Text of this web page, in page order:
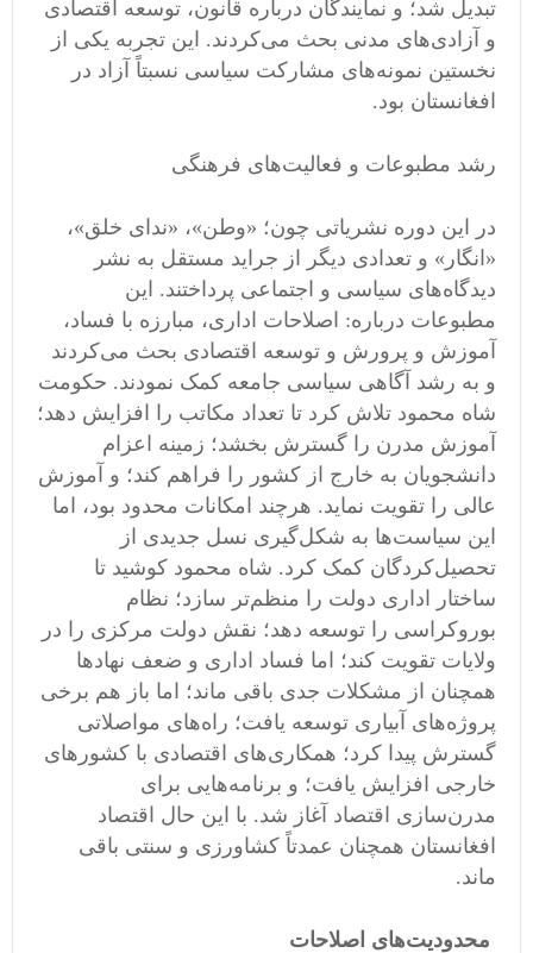
تبدیل شد؛ و نمایندگان درباره قانون، توسعه اقتصادی
و آزادی‌های مدنی بحث می‌کردند. این تجربه یکی از
نخستین نمونه‌های مشارکت سیاسی نسبتاً آزاد در
افغانستان بود.
رشد مطبوعات و فعالیت‌های فرهنگی
در این دوره نشریاتی چون؛ «وطن»، «ندای خلق»،
«انگار» و تعدادی دیگر از جراید مستقل به نشر
دیدگاه‌های سیاسی و اجتماعی پرداختند. این
مطبوعات درباره: اصلاحات اداری، مبارزه با فساد،
آموزش و پرورش و توسعه اقتصادی بحث می‌کردند
و به رشد آگاهی سیاسی جامعه کمک نمودند. حکومت
شاه محمود تلاش کرد تا تعداد مکاتب را افزایش دهد؛
آموزش مدرن را گسترش بخشد؛ زمینه اعزام
دانشجویان به خارج از کشور را فراهم کند؛ و آموزش
عالی را تقویت نماید. هرچند امکانات محدود بود، اما
این سیاست‌ها به شکل‌گیری نسل جدیدی از
تحصیل‌کردگان کمک کرد. شاه محمود کوشید تا
ساختار اداری دولت را منظم‌تر سازد؛ نظام
بوروکراسی را توسعه دهد؛ نقش دولت مرکزی را در
ولایات تقویت کند؛ اما فساد اداری و ضعف نهادها
همچنان از مشکلات جدی باقی ماند؛ اما باز هم برخی
پروژه‌های آبیاری توسعه یافت؛ راه‌های مواصلاتی
گسترش پیدا کرد؛ همکاری‌های اقتصادی با کشورهای
خارجی افزایش یافت؛ و برنامه‌هایی برای
مدرن‌سازی اقتصاد آغاز شد. با این حال اقتصاد
افغانستان همچنان عمدتاً کشاورزی و سنتی باقی
ماند.
محدودیت‌های اصلاحات